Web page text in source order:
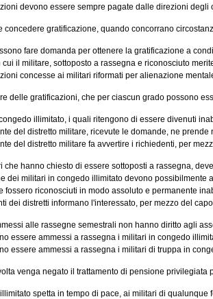
devono essere sempre pagate dalle direzioni degli
gratificazione, quando concorrano
fare domanda per ottenere la gratificazione a
il militare, sottoposto a rassegna e riconosciuto
concesse ai militari riformati per alienazione
delle gratificazioni, che per ciascun grado possono
illimitato, i quali ritengono di essere divenuti
del distretto militare, ricevute le domande, ne prende
del distretto militare fa avvertire i richiedenti, per
hanno chiesto di essere sottoposti a rassegna,
militari in congedo illimitato devono possibilmente
riconosciuti in modo assoluto e permanente
distretti informano l'interessato, per mezzo del
alle rassegne semestrali non hanno diritto agli
essere ammessi a rassegna i militari in congedo
essere ammessi a rassegna i militari di truppa in
venga negato il trattamento di pensione privilegiata
spetta in tempo di pace, ai militari di qualunque